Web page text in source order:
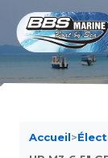
Accueil>